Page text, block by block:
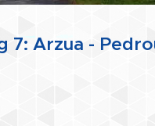
7: Arzua -